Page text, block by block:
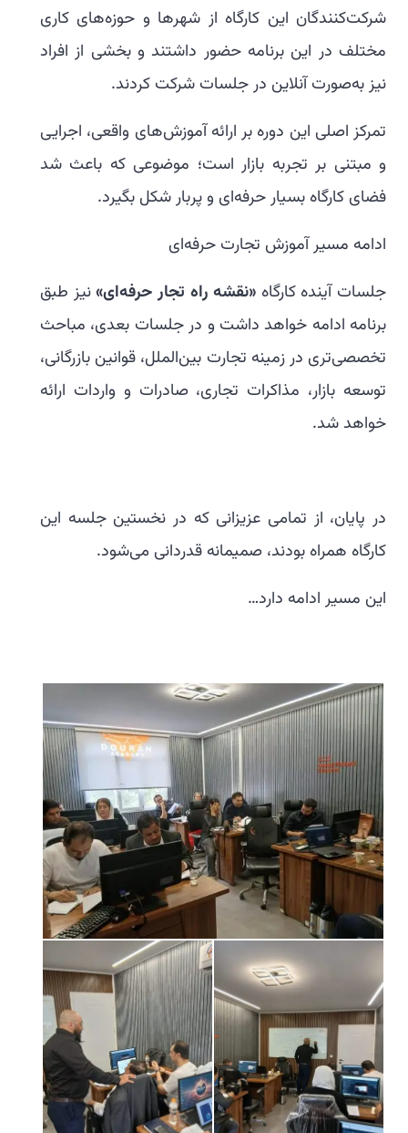
شرکت‌کنندگان این کارگاه از شهرها و حوزه‌های کاری
مختلف در این برنامه حضور داشتند و بخشی از افراد
نیز به‌صورت آنلاین در جلسات شرکت کردند.
تمرکز اصلی این دوره بر ارائه آموزش‌های واقعی، اجرایی
و مبتنی بر تجربه بازار است؛ موضوعی که باعث شد
فضای کارگاه بسیار حرفه‌ای و پربار شکل بگیرد.
ادامه مسیر آموزش تجارت حرفه‌ای
جلسات آینده کارگاه «نقشه راه تجار حرفه‌ای»نیز طبق
برنامه ادامه خواهد داشت و در جلسات بعدی، مباحث
تخصصی‌تری در زمینه تجارت بین‌الملل، قوانین بازرگانی،
توسعه بازار، مذاکرات تجاری، صادرات و واردات ارائه
خواهد شد.
در پایان، از تمامی عزیزانی که در نخستین جلسه این
کارگاه همراه بودند، صمیمانه قدردانی می‌شود.
این مسیر ادامه دارد…